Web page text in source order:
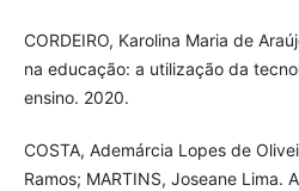
CORDEIRO, Karolina Maria de
na educação: a utilização da
ensino. 2020.
COSTA, Ademárcia Lopes de
Ramos; MARTINS, Joseane Lima.